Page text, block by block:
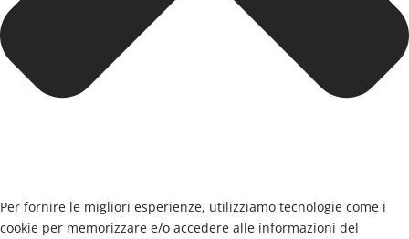
Per fornire le migliori esperienze, utilizziamo tecnologie come i
cookie per memorizzare e/o accedere alle informazioni del